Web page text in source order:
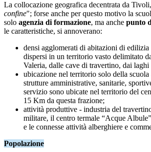
La collocazione geografica decentrata da
confine"; forse anche per questo motivo la
solo agenzia di formazione, ma anche punto
le caratteristiche, si annoverano:
densi agglomerati di abitazioni di edilizia
dispersi in un territorio vasto delimitato
Valeria, dalle cave di travertino, dai laghi
ubicazione nel territorio solo della scuola
strutture amministrative, sanitarie,
servizio sono ubicate nel territorio del
15 Km da questa frazione;
attività produttive - industria del
militare, il centro termale “Acque
e le connesse attività alberghiere e
Popolazione